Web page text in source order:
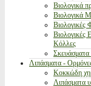
Βιολογικά
Βιολογικά
Βιολογικές
Βιολογικές
Κόλλες
Σκευάσματα
Λιπάσματα -
Κοκκώδη
Λιπάσματα